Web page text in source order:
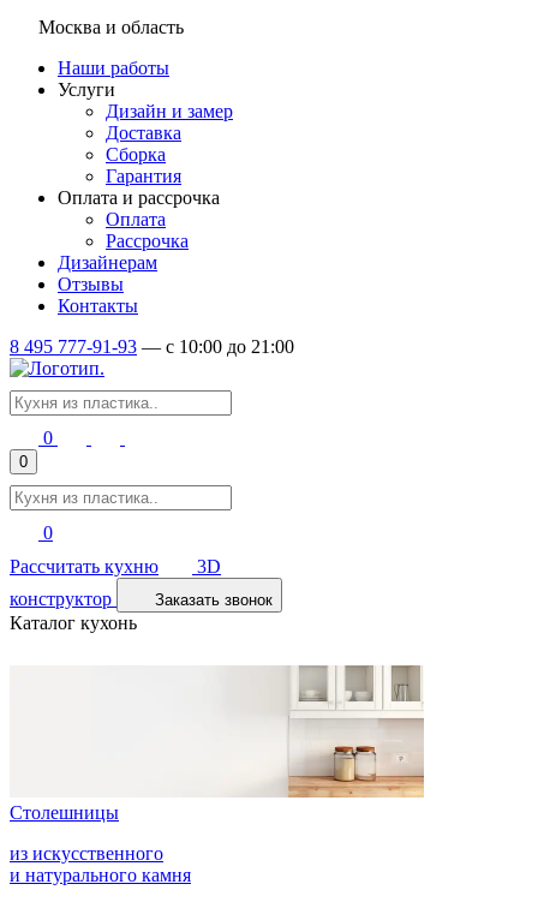
Москва и область
Наши работы
Услуги
Дизайн и замер
Доставка
Сборка
Гарантия
Оплата и рассрочка
Оплата
Рассрочка
Дизайнерам
Отзывы
Контакты
8 495 777-91-93 — c 10:00 до 21:00
0
0
0
Рассчитать кухню
3D
конструктор
Заказать звонок
Каталог кухонь
Столешницы
из искусственного
и натурального камня